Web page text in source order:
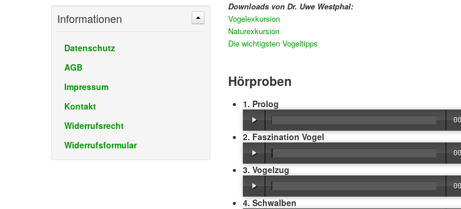
Downloads von Dr. Uwe Westphal:
Vogelexkursion
Naturexkursion
Die wichtigsten Vogeltipps
Hörproben
1. Prolog
2. Faszination Vogel
3. Vogelzug
4. Schwalben
Informationen
Datenschutz
AGB
Impressum
Kontakt
Widerrufsrecht
Widerrufsformular